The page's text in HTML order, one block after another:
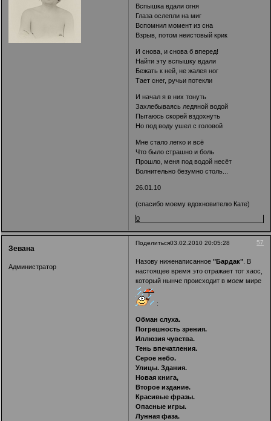
Вспышка вдали огня
Глаза ослепли на миг
Вспомнил момент из сна
Взрыв, потом неистовый крик
И снова, и снова б вперед!
Найти эту вспышку вдали
Бежать к ней, не жалея ног
Тает снег, ручьи потекли
И начал я в них тонуть
Захлебываясь ледяной водой
Пытаюсь скорей вздохнуть
Но под воду ушел с головой
Мне стало легко и всё
Что было страшно и боль
Прошло, меня под водой несёт
Волнительно безумно столь...
26.01.10
(спасибо моему вдохновителю Кате)
0
Поделиться 57
03.02.2010 20:05:28
Зевана
Администратор
Назову ниженаписанное"Бардак" . В
настоящее время это отражает тот хаос,
который нынче происходит вмоеммире
:
Обман слуха.
Погрешность зрения.
Иллюзия чувства.
Тень впечатления.
Серое небо.
Улицы. Здания.
Новая книга,
Второе издание.
Красивые фразы.
Опасные игры.
Лунная фаза.